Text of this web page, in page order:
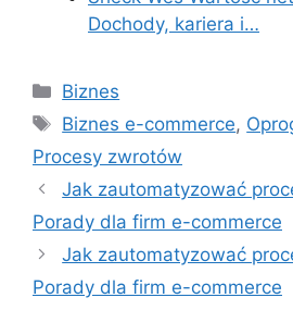
Dochody, kariera i…
Categories
Biznes
Tags
Biznes e-commerce,
Procesy zwrotów
Jak zautomatyzować
Porady dla firm e-commerce
Jak zautomatyzować
Porady dla firm e-commerce